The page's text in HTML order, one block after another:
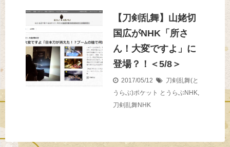
【刀剣乱舞】山姥切
国広がNHK「所さ
ん！大変ですよ」に
登場？！＜5/8＞
2017/05/12
刀剣乱舞(と
うらぶ)ポケット とうらぶNHK,
刀剣乱舞NHK